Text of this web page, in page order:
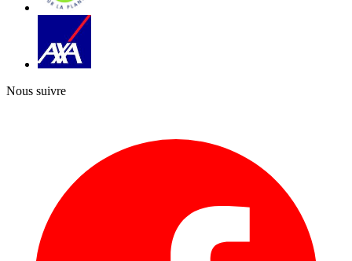
Nous suivre